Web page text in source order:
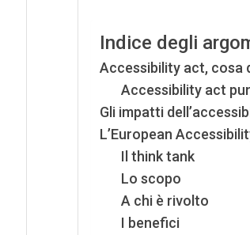
Indice degli
Accessibility act, cosa
Accessibility act
Gli impatti
L’European
Il think tank
Lo scopo
A chi è rivolto
I benefici